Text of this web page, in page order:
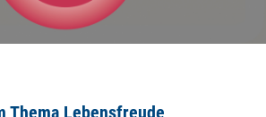
Thema Lebensfreude